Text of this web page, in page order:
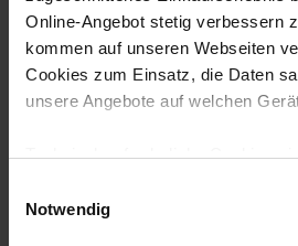
Online-Angebot stetig verbessern
kommen auf unseren Webseiten
Cookies zum Einsatz, die Daten
unsere Angebote auf welchen
Technisch erforderliche Cookies
grundlegende Funktionen wie etwa
Notwendig